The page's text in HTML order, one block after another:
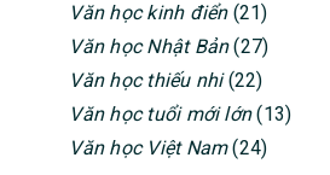
Văn học kinh điển(21)
Văn học Nhật Bản(27)
Văn học thiếu nhi(22)
Văn học tuổi mới lớn(13)
Văn học Việt Nam(24)